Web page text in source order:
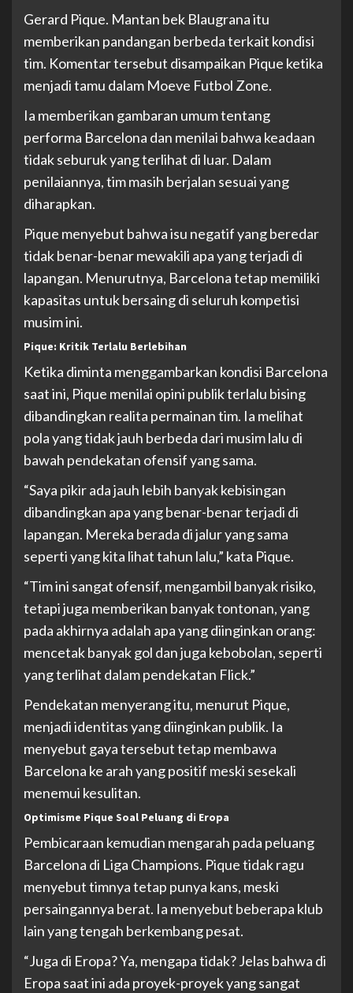
Gerard Pique. Mantan bek Blaugrana itu
memberikan pandangan berbeda terkait kondisi
tim. Komentar tersebut disampaikan Pique ketika
menjadi tamu dalam Moeve Futbol Zone.
Ia memberikan gambaran umum tentang
performa Barcelona dan menilai bahwa keadaan
tidak seburuk yang terlihat di luar. Dalam
penilaiannya, tim masih berjalan sesuai yang
diharapkan.
Pique menyebut bahwa isu negatif yang beredar
tidak benar-benar mewakili apa yang terjadi di
lapangan. Menurutnya, Barcelona tetap memiliki
kapasitas untuk bersaing di seluruh kompetisi
musim ini.
Pique: Kritik Terlalu Berlebihan
Ketika diminta menggambarkan kondisi Barcelona
saat ini, Pique menilai opini publik terlalu bising
dibandingkan realita permainan tim. Ia melihat
pola yang tidak jauh berbeda dari musim lalu di
bawah pendekatan ofensif yang sama.
“Saya pikir ada jauh lebih banyak kebisingan
dibandingkan apa yang benar-benar terjadi di
lapangan. Mereka berada di jalur yang sama
seperti yang kita lihat tahun lalu,” kata Pique.
“Tim ini sangat ofensif, mengambil banyak risiko,
tetapi juga memberikan banyak tontonan, yang
pada akhirnya adalah apa yang diinginkan orang:
mencetak banyak gol dan juga kebobolan, seperti
yang terlihat dalam pendekatan Flick.”
Pendekatan menyerang itu, menurut Pique,
menjadi identitas yang diinginkan publik. Ia
menyebut gaya tersebut tetap membawa
Barcelona ke arah yang positif meski sesekali
menemui kesulitan.
Optimisme Pique Soal Peluang di Eropa
Pembicaraan kemudian mengarah pada peluang
Barcelona di Liga Champions. Pique tidak ragu
menyebut timnya tetap punya kans, meski
persaingannya berat. Ia menyebut beberapa klub
lain yang tengah berkembang pesat.
“Juga di Eropa? Ya, mengapa tidak? Jelas bahwa di
Eropa saat ini ada proyek-proyek yang sangat